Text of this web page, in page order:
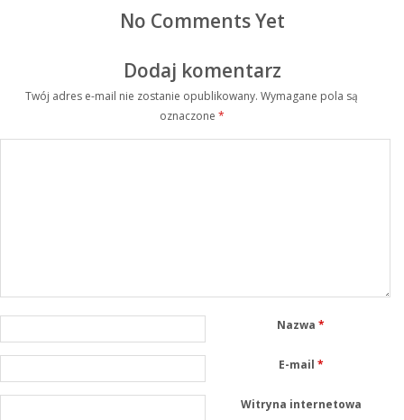
No Comments Yet
Dodaj komentarz
Twój adres e-mail nie zostanie opublikowany. Wymagane pola są
oznaczone *
Nazwa*
E-mail *
Witryna internetowa